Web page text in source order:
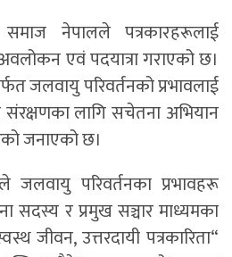
नेपालले पत्रकारहरूलाई
एवं पदयात्रा गराएको छ।
जलवायु परिवर्तनको प्रभावलाई
संरक्षणका लागि सचेतना अभियान
जनाएको छ।
परिवर्तनका प्रभावहरू
सदस्य र प्रमुख सञ्चार माध्यमका
जीवन, उत्तरदायी पत्रकारिता“